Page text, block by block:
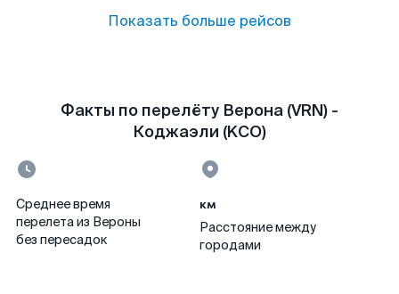
Показать больше рейсов
Факты по перелёту Верона (VRN) -
Коджаэли (KCO)
Среднее время
перелета из Вероны
без пересадок
км
Расстояние между
городами